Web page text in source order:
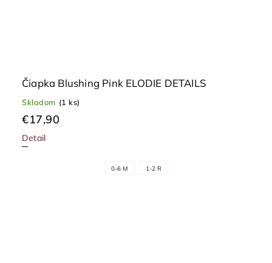
Čiapka Blushing Pink ELODIE DETAILS
Skladom (1 ks)
€17,90
Detail
0-6 M 1-2 R